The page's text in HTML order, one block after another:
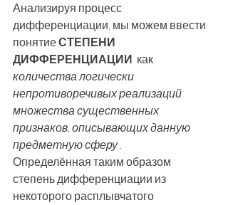
Анализируя процесс
дифференциации, мы можем ввести
понятие СТЕПЕНИ
ДИФФЕРЕНЦИАЦИИ как
количества логически
непротиворечивых реализаций
множества существенных
признаков, описывающих данную
предметную сферу .
Определённая таким образом
степень дифференциации из
некоторого расплывчатого